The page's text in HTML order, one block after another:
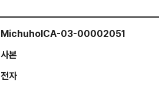
MichuholCA-03-00002051
사본
전자